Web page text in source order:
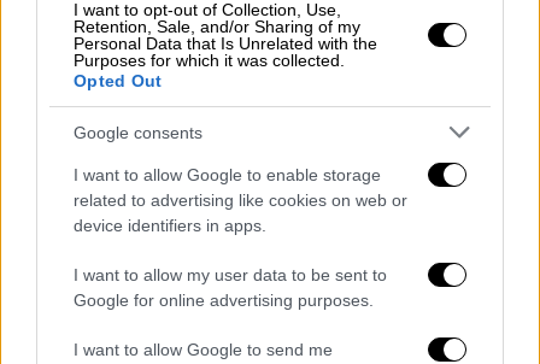
I want to opt-out of Collection, Use,
Retention, Sale, and/or Sharing of my
Personal Data that Is Unrelated with the
Purposes for which it was collected.
Opted Out
Google consents
I want to allow Google to enable storage
related to advertising like cookies on web or
device identifiers in apps.
I want to allow my user data to be sent to
Google for online advertising purposes.
I want to allow Google to send me
διερευνώνται και οι συνθήκες αποθήκευσης
του υλικού.